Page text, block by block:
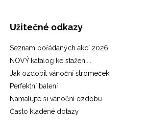
Užitečné odkazy
Seznam pořádaných akcí 2026
NOVÝ katalog ke stažení...
Jak ozdobit vánoční stromeček
Perfektní balení
Namalujte si vánoční ozdobu
Často kladené dotazy